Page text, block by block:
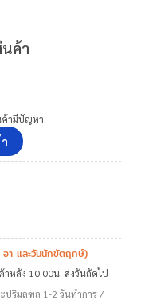
นค้า
ค้ามีปัญหา
า และวันนักขัตฤกษ์)
าหลัง 10.00น. ส่งวันถัดไป
ปริมลฑล 1-2 วันทำการ /